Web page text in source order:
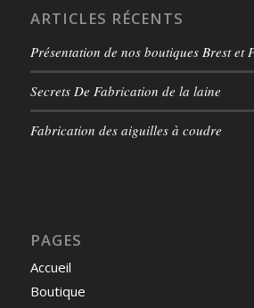
ARTICLES RÉCENTS
Présentation de nos boutiques Brest et
Secrets De Fabrication de la laine
Fabrication des aiguilles à coudre
PAGES
Accueil
Boutique